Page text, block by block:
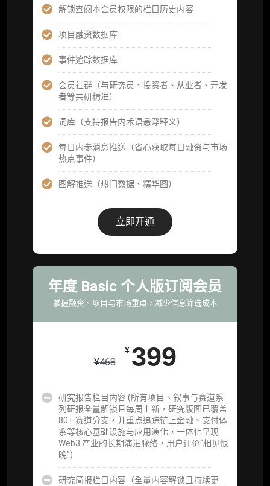
解锁查阅本会员权限的栏目历史内容
项目融资数据库
事件追踪数据库
会员社群（与研究员、投资者、从业者、开发
者等共研精进）
词库（支持报告内术语悬浮释义）
每日内参消息推送（省心获取每日融资与市场
热点事件）
图解推送（热门数据、精华图）
立即开通
年度 Basic 个人版订阅会员
掌握融资、项目与市场重点，减少信息筛选成本
¥468
¥ 399
研究报告栏目内容 (所有项目、叙事与赛道系
列研报全量解锁且每周上新，研究版图已覆盖
80+ 赛道分支，并重点追踪链上金融、支付体
系等核心基础设施与应用演化，一体化呈现
Web3 产业的长期演进脉络，用户评价“相见恨
晚”)
研究简报栏目内容（全量内容解锁且持续更
机构高级年度服务会员
获得专业团队定制研究支持
¥ 59800
企业多账号 (3 席位，若需增加席位请联系客
服)
提供一页纸格局图、机构视角附录、结构化数
据集与定向持续追踪数据库，将研报内容沉淀
为可复用、可复核、可持续追踪的机构级研究
定制化研究服务（1次，课题/选题经审核通过
后，由业内享有盛誉的研究团队为你开展专项
研究，并交付一份完整研究报告）
及研究方向预告，提前了解核心观察变量与后
提前获取研报权（ 6 次，官方发布研报预告后
分析师 1 对 1 沟通（1 小时，话题需审核）
分析师专属答疑服务（3 次提问，话题需审
核）
查阅分析师答疑精华汇总栏目（精选高价值沉